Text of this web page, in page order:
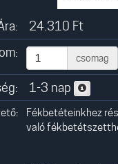
24.310 Ft
csomag
1-3 nap
Fékbetéteinkhez
való